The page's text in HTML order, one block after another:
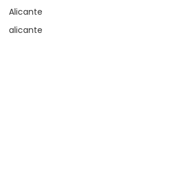
Alicante
alicante